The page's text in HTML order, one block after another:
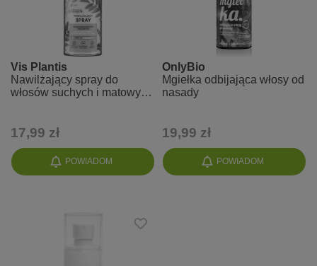
POWIADOM
Vis Plantis
Nawilżający spray do
włosów suchych i matowych
17,99 zł
POWIADOM
OnlyBio
Mgiełka odbijająca włosy od
nasady
19,99 zł